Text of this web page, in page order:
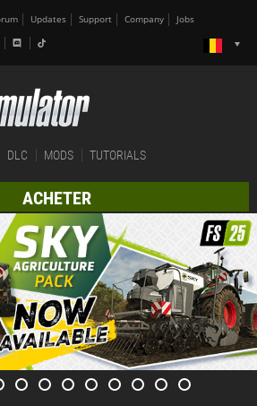
Updates Support Company Jobs
DLC MODS TUTORIALS
ACHETER